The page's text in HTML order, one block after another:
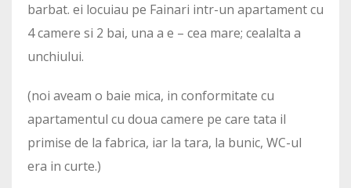
barbat. ei locuiau pe Fainari intr-un apartament cu
4 camere si 2 bai, una a e – cea mare; cealalta a
unchiului.
(noi aveam o baie mica, in conformitate cu
apartamentul cu doua camere pe care tata il
primise de la fabrica, iar la tara, la bunic, WC-ul
era in curte.)